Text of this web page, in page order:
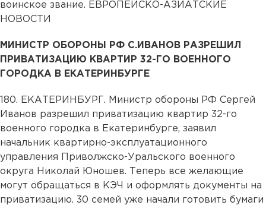
воинское звание. ЕВРОПЕЙСКО-АЗИАТСКИЕ
НОВОСТИ
МИНИСТР ОБОРОНЫ РФ С.ИВАНОВ РАЗРЕШИЛ
ПРИВАТИЗАЦИЮ КВАРТИР 32-ГО ВОЕННОГО
ГОРОДКА В ЕКАТЕРИНБУРГЕ
180. ЕКАТЕРИНБУРГ. Министр обороны РФ Сергей
Иванов разрешил приватизацию квартир 32-го
военного городка в Екатеринбурге, заявил
начальник квартирно-эксплуатационного
управления Приволжско-Уральского военного
округа Николай Юношев. Теперь все желающие
могут обращаться в КЭЧ и оформлять документы на
приватизацию. 30 семей уже начали готовить бумаги